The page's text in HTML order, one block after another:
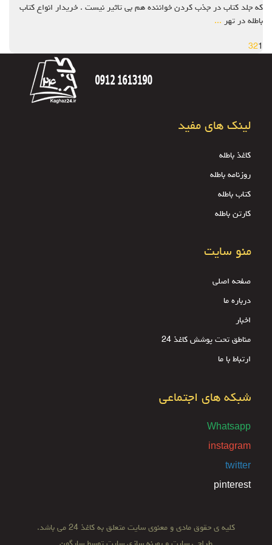
که جلد کتاب در جذب کردن خواننده هم بی تاثیر نیست . خریدار انواع کتاب
باطله در تهر ...
1
2
3
لینک های مفید
کاغذ باطله
روزنامه باطله
کتاب باطله
کارتن باطله
منو سایت
صفحه اصلی
درباره ما
اخبار
مناطق تحت پوشش کاغذ 24
ارتباط با ما
شبکه های اجتماعی
Whatsapp
instagram
twitter
pinterest
کلیه ی حقوق مادی و معنوی سایت متعلق به کاغذ 24 می باشد.